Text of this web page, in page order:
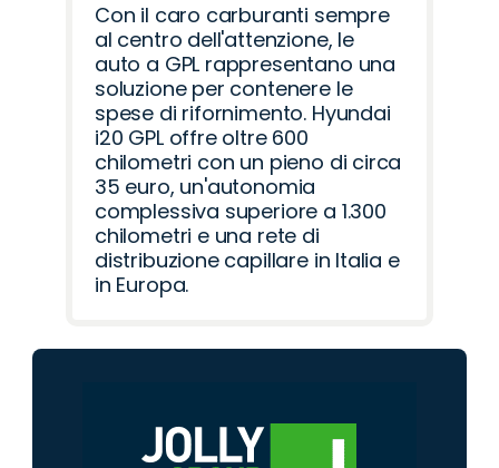
Con il caro carburanti sempre
al centro dell'attenzione, le
auto a GPL rappresentano una
soluzione per contenere le
spese di rifornimento. Hyundai
i20 GPL offre oltre 600
chilometri con un pieno di circa
35 euro, un'autonomia
complessiva superiore a 1.300
chilometri e una rete di
distribuzione capillare in Italia e
in Europa.